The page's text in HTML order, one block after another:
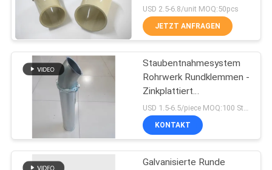
Staubabsaugungs-
Explosions-Tor
76
Grad in der Staub-
Chemikalien-Architektur
USD 2.5-6.8/unit MOQ:50pcs
JETZT ANFRAGEN
Staubentnahmesystem
Rohrwerk Rundklemmen -
Zinkplattiert
DX51D+Z275 Material
KONTAKT
Galvanisierte Runde